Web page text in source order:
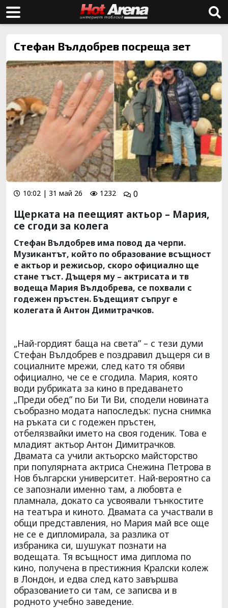
Стефан Вълдобрев посреща зет
10:02 | 31 май 26 1232 0
Щерката на пеещият актьор – Мария,
се сгоди за колега
Стефан Вълдобрев има повод да черпи.
Музикантът, който по образование всъщност
е актьор и режисьор, скоро официално ще
стане тъст. Дъщеря му – актрисата и тв
водеща Мария Вълдобрева, се похвали с
годежен пръстен. Бъдещият съпруг е
колегата й Антон Димитрачков.
„Най-гордият баща на света” – с тези думи
Стефан Вълдобрев е поздравил дъщеря си в
социалните мрежи, след като тя обяви
официално, че се е сгодила. Мария, която
води рубриката за кино в предаването
„Преди обед” по Би Ти Ви, сподели новината
съобразно модата напоследък: пусна снимка
на ръката си с годежен пръстен,
отбелязвайки името на своя годеник. Това е
младият актьор Антон Димитрачков.
Двамата са учили актьорско майсторство
при популярната актриса Снежина Петрова в
Нов български университет. Най-вероятно са
се запознали именно там, а любовта е
пламнала, докато са усвоявали тънкостите
на театъра и киното. Двамата са участвали в
общи представления, но Мария май все още
не се е дипломирала, за разлика от
избраника си, шушукат познати на
водещата. Тя всъщност има диплома по
кино, получена в престижния Кралски колеж
в Лондон, и едва след като завършва
образованието си там, се записва и в
родното учебно заведение.